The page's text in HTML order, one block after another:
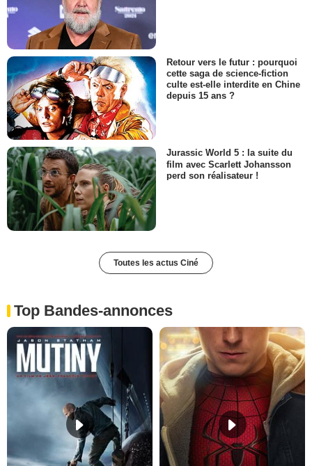
Retour vers le futur : pourquoi
cette saga de science-fiction
culte est-elle interdite en Chine
depuis 15 ans ?
Jurassic World 5 : la suite du
film avec Scarlett Johansson
perd son réalisateur !
Toutes les actus Ciné
Top Bandes-annonces